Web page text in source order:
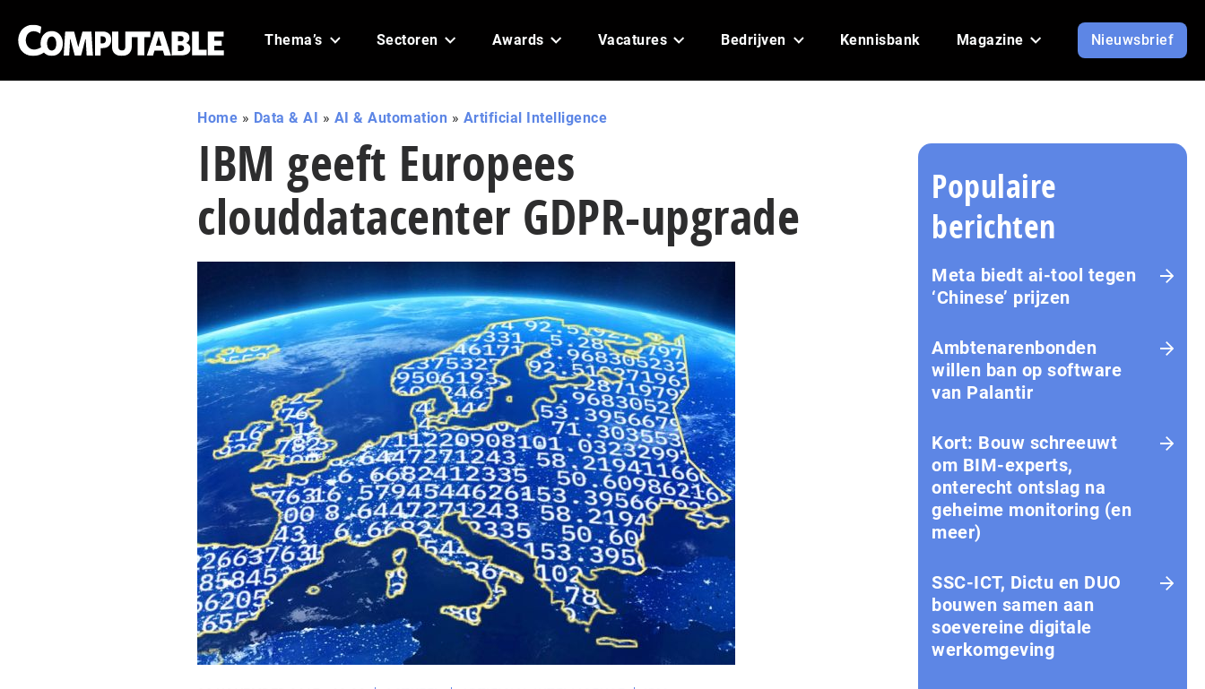
Thema’s Sectoren Awards Vacatures Bedrijven Kennisbank Magazine Nieuwsbrief
Home » Data & AI » AI & Automation » Artificial Intelligence
IBM geeft Europees
clouddatacenter GDPR-upgrade
Populaire
berichten
Meta biedt ai-tool tegen
‘Chinese’ prijzen
Ambtenarenbonden
willen ban op software
van Palantir
Kort: Bouw schreeuwt
om BIM-experts,
onterecht ontslag na
geheime monitoring (en
meer)
SSC-ICT, Dictu en DUO
bouwen samen aan
soevereine digitale
werkomgeving